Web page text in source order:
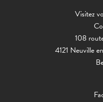
Visitez
108
4121 Neuville